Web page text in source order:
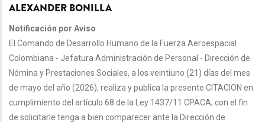
ALEXANDER BONILLA
Notificación por Aviso
El Comando de Desarrollo Humano de la Fuerza Aeroespacial
Colombiana - Jefatura Administración de Personal - Dirección de
Nómina y Prestaciones Sociales, a los veintiuno (21) días del mes
de mayo del año (2026), realiza y publica la presente CITACION en
cumplimiento del artículo 68 de la Ley 1437/11 CPACA; con el fin
de solicitarle tenga a bien comparecer ante la Dirección de